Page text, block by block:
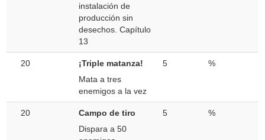
instalación de
producción sin
desechos. Capítulo
13
20
¡Triple matanza!
Mata a tres
enemigos a la vez
5 %
20
Campo de tiro
Dispara a 50
5 %